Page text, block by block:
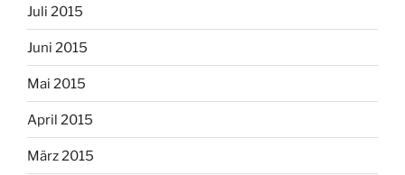
Juli 2015
Juni 2015
Mai 2015
April 2015
März 2015